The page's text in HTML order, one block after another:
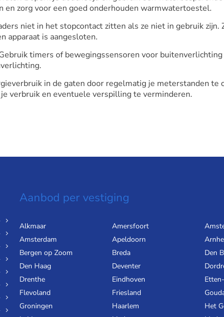
en zorg voor een goed onderhouden warmwatertoestel.
niet in het stopcontact zitten als ze niet in gebruik zijn.
apparaat is aangesloten.
timers of bewegingssensoren voor
in de gaten door regelmatig je meterstanden te
verbruik en eventuele verspilling te verminderen.
Aanbod per vestiging
Alkmaar Amersfoort
Amsterdam
Apeldoorn
Bergen op Zoom
Breda
Den
Den Haag
Deventer
Drenthe
Eindhoven
Flevoland
Friesland
Groningen
Haarlem
Het